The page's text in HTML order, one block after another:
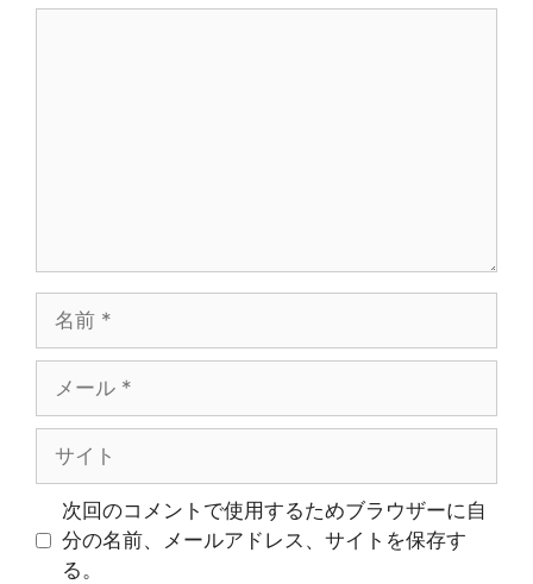
ル
次回のコメントで使用するためブラウザーに自
分の名前、メールアドレス、サイトを保存す
る。